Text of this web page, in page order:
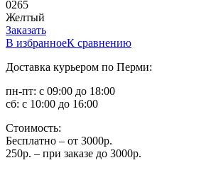
0265
Желтый
Заказать
В избранноеК сравнению
Доставка курьером по Перми:
пн-пт: с 09:00 до 18:00
сб: с 10:00 до 16:00
Стоимость:
Бесплатно – от 3000р.
250р. – при заказе до 3000р.